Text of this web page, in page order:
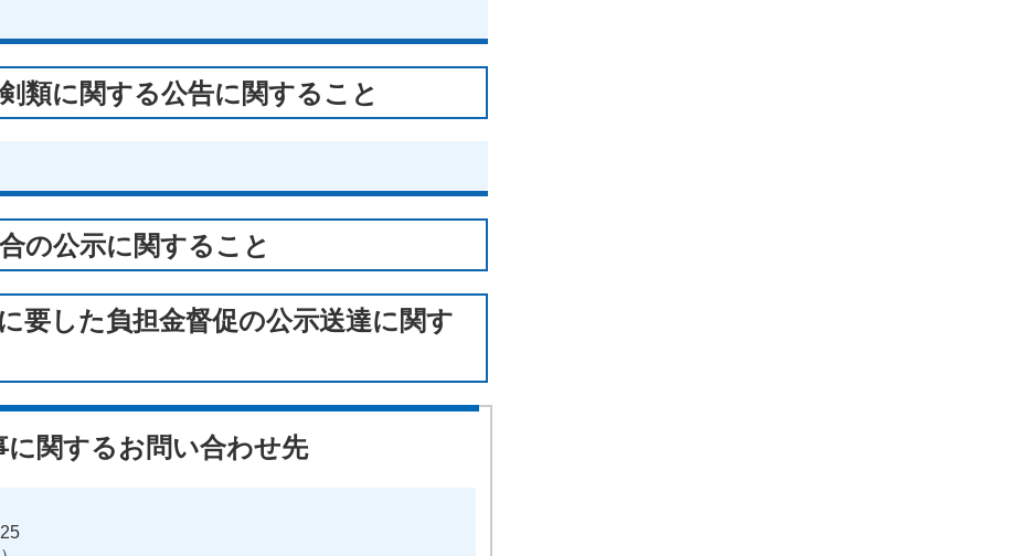
類に関する公告に関すること
の公示に関すること
要した負担金督促の公示送達に関す
に関するお問い合わせ先